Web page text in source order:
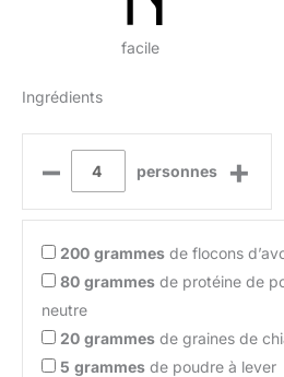
facile
Ingrédients
– personnes +
200 grammes de flocons
80 grammes de protéine de
neutre
20 grammes de graines de
5 grammes de poudre à lever